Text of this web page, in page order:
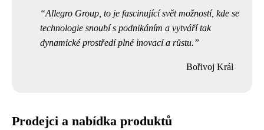
Allegro Group, to je fascinující svět možností, kde se
technologie snoubí s podnikáním a vytváří tak
dynamické prostředí plné inovací a růstu.
Bořivoj Král
Prodejci a nabídka produktů